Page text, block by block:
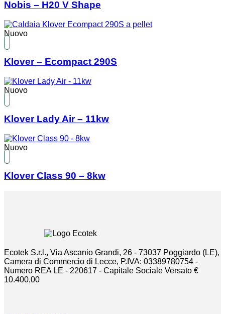
Nobis – H20 V Shape
Nuovo
Klover – Ecompact 290S
Nuovo
Klover Lady Air – 11kw
Nuovo
Klover Class 90 – 8kw
Ecotek S.r.l., Via Ascanio Grandi, 26 - 73037 Poggiardo (LE),
Camera di Commercio di Lecce, P.IVA: 03389780754 -
Numero REA LE - 220617 - Capitale Sociale Versato €
10.400,00